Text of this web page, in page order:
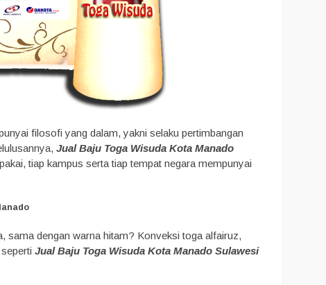
filosofi yang dalam, yakni selaku pertimbangan
Jual Baju Toga Wisuda Kota Manado
tiap kampus serta tiap tempat negara mempunyai
sama dengan warna hitam? Konveksi toga alfairuz,
sepertiJual Baju Toga Wisuda Kota Manado Sulawesi